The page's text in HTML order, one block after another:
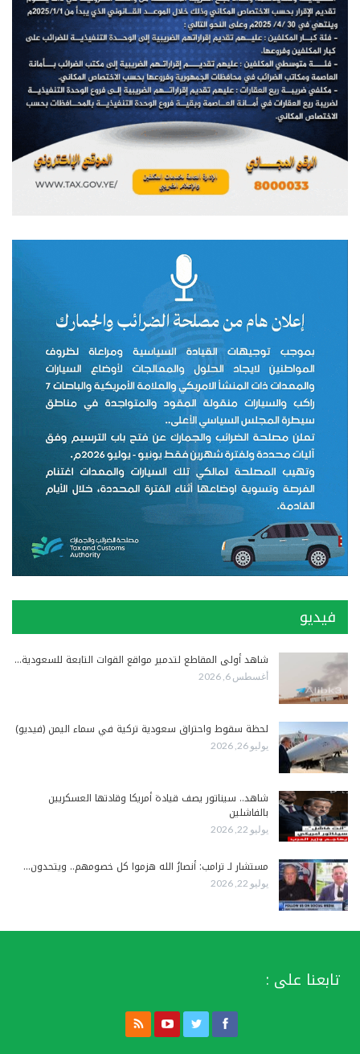
فيديو
شاهد أولى المقاطع لتدمير مواقع القوات التابعة للسعودية…
أغسطس 6, 2026
لحظة سقوط واحتراق سعودية تركية في سماء اليمن (فيديو)
يوليو 26, 2026
شاهد.. سيناتور يصف قيادة أمريكا وقادتها العسكريين
بالفاشلين
يوليو 22, 2026
مستشار لـ ترامب: أنصارُ الله هزموا كل خصومهم.. ويتحدون…
يوليو 22, 2026
تابعنا على :